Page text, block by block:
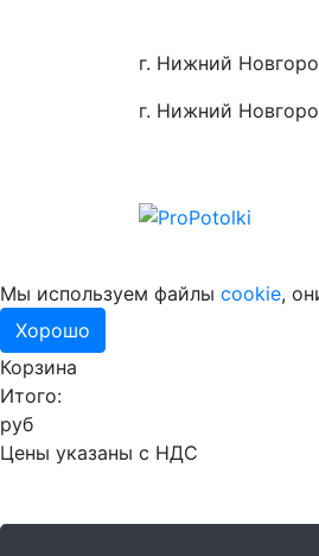
г. Нижний
г. Нижний
Мы используем файлы cookie,
Хорошо
Корзина
Итого:
руб
Цены указаны с НДС